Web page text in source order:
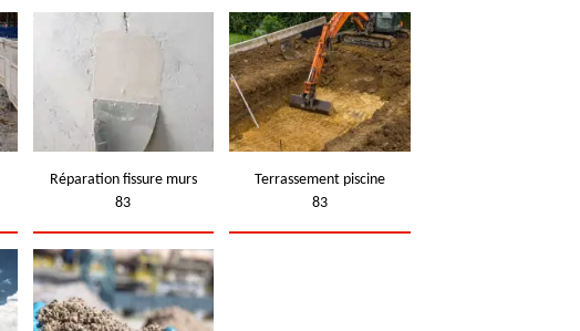
Réparation fissure murs
83
Terrassement piscine
83